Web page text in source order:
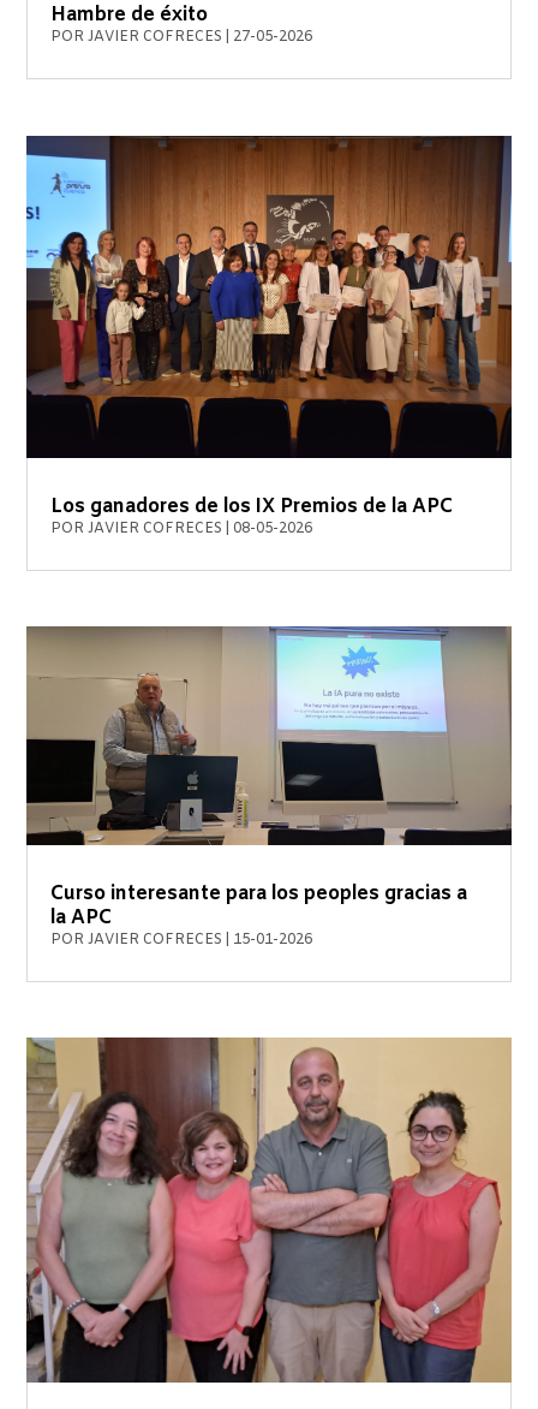
Hambre de éxito
PORJAVIER COFRECES 27-05-2026
Los ganadores de los IX Premios de la APC
PORJAVIER COFRECES 08-05-2026
Curso interesante para los peoples gracias a
la APC
PORJAVIER COFRECES 15-01-2026